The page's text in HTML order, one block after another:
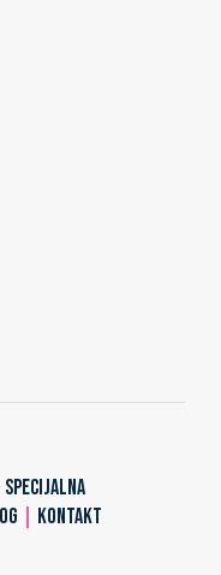
SPECIJALNA
KONTAKT